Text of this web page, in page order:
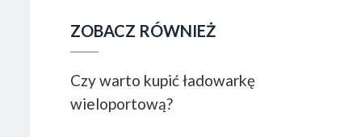
ZOBACZ RÓWNIEŻ
Czy warto kupić ładowarkę
wieloportową?